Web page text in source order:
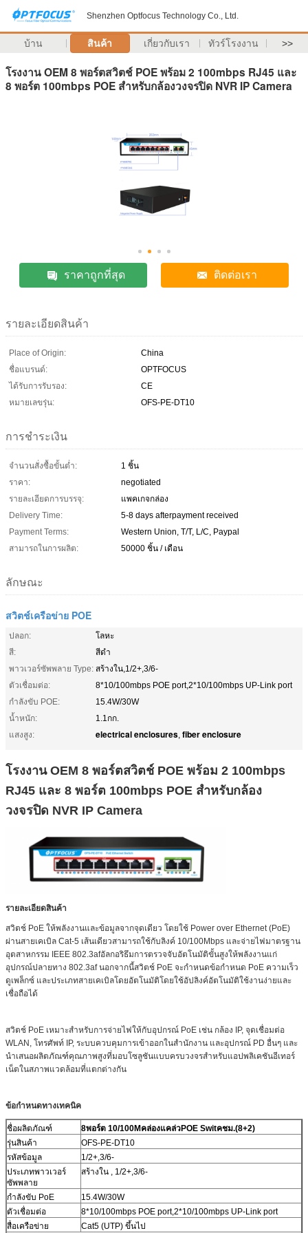
Shenzhen Optfocus Technology Co., Ltd.
บ้าน สินค้า เกี่ยวกับเรา ทัวร์โรงงาน >>
โรงงาน OEM 8 พอร์ตสวิตช์ POE พร้อม 2 100mbps RJ45 และ
8 พอร์ต 100mbps POE สำหรับกล้องวงจรปิด NVR IP Camera
ราคาถูกที่สุด ติดต่อเรา
รายละเอียดสินค้า
Place of Origin:
China
ชื่อแบรนด์:
OPTFOCUS
ได้รับการรับรอง:
CE
หมายเลขรุ่น:
OFS-PE-DT10
การชำระเงิน
จำนวนสั่งซื้อขั้นต่ำ:
1 ชิ้น
ราคา:
negotiated
รายละเอียดการบรรจุ:
แพคเกจกล่อง
Delivery Time:
5-8 days afterpayment received
Payment Terms:
Western Union, T/T, L/C, Paypal
สามารถในการผลิต:
50000 ชิ้น / เดือน
ลักษณะ
สวิตช์เครือข่าย POE
ปลอก:
โลหะ
สี:
สีดำ
พาวเวอร์ซัพพลาย Type: สร้างใน,1/2+,3/6-
ตัวเชื่อมต่อ:
8*10/100mbps POE port,2*10/100mbps UP-Link port
กำลังขับ POE:
15.4W/30W
น้ำหนัก:
1.1กก.
แสงสูง:
electrical enclosures, fiber enclosure
โรงงาน OEM 8 พอร์ตสวิตช์ POE พร้อม 2 100mbps
RJ45 และ 8 พอร์ต 100mbps POE สำหรับกล้อง
วงจรปิด NVR IP Camera
รายละเอียดสินค้า
สวิตช์ PoE ให้พลังงานและข้อมูลจากจุดเดียว โดยใช้ Power over Ethernet (PoE)
ผ่านสายเคเบิล Cat-5 เส้นเดียวสามารถใช้กับลิงค์ 10/100Mbps และจ่ายไฟมาตรฐาน
อุตสาหกรรม IEEE 802.3afอัลกอริธึมการตรวจจับอัตโนมัติขั้นสูงให้พลังงานแก่
อุปกรณ์ปลายทาง 802.3af นอกจากนี้สวิตช์ PoE จะกำหนดข้อกำหนด PoE ความเร็ว
ดูเพล็กซ์ และประเภทสายเคเบิลโดยอัตโนมัติโดยใช้อัปลิงค์อัตโนมัติใช้งานง่ายและ
เชื่อถือได้
สวิตช์ PoE เหมาะสำหรับการจ่ายไฟให้กับอุปกรณ์ PoE เช่น กล้อง IP, จุดเชื่อมต่อ
WLAN, โทรศัพท์ IP, ระบบควบคุมการเข้าออกในสำนักงาน และอุปกรณ์ PD อื่นๆ และ
นำเสนอผลิตภัณฑ์คุณภาพสูงที่มอบโซลูชันแบบครบวงจรสำหรับแอปพลิเคชันอีเทอร์
เน็ตในสภาพแวดล้อมที่แตกต่างกัน
ข้อกำหนดทางเทคนิค
ชื่อผลิตภัณฑ์ 8พอร์ต 10/100Mคล่องแคล่วPOE Switคชม.(8+2)
รุ่นสินค้า
OFS-PE-DT10
รหัสข้อมูล
1/2+,3/6-
ประเภทพาวเวอร์
ซัพพลาย
สร้างใน , 1/2+,3/6-
กำลังขับ PoE
15.4W/30W
ตัวเชื่อมต่อ
8*10/100mbps POE port,2*10/100mbps UP-Link port
สื่อเครือข่าย
Cat5 (UTP) ขึ้นไป